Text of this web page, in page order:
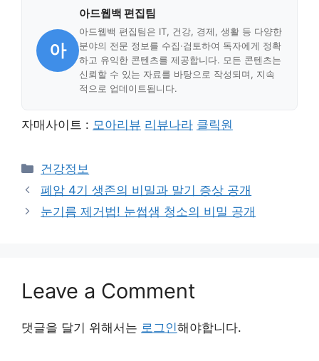
아
아드웹백 편집팀
아드웹백 편집팀은 IT, 건강, 경제, 생활 등 다양한
분야의 전문 정보를 수집·검토하여 독자에게 정확
하고 유익한 콘텐츠를 제공합니다. 모든 콘텐츠는
신뢰할 수 있는 자료를 바탕으로 작성되며, 지속
적으로 업데이트됩니다.
자매사이트 : 모아리뷰 리뷰나라 클릭원
Categories
건강정보
폐암 4기 생존의 비밀과 말기 증상 공개
눈기름 제거법! 눈썹샘 청소의 비밀 공개
Leave a Comment
댓글을 달기 위해서는 로그인해야합니다.